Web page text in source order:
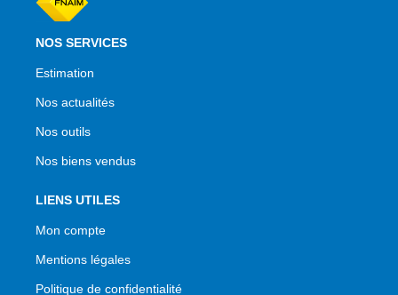
NOS SERVICES
Estimation
Nos actualités
Nos outils
Nos biens vendus
LIENS UTILES
Mon compte
Mentions légales
Politique de confidentialité